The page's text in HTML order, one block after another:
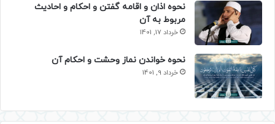
نحوه اذان و اقامه گفتن و احکام و احادیث
مربوط به آن
خرداد 17, 1401
نحوه خواندن نماز وحشت و احکام آن
خرداد 9, 1401